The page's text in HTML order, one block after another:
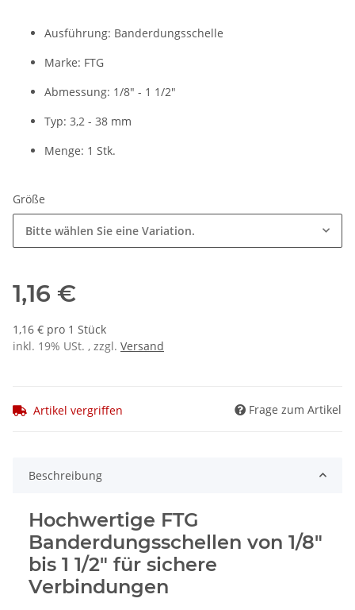
Ausführung: Banderdungsschelle
Marke: FTG
Abmessung: 1/8" - 1 1/2"
Typ: 3,2 - 38 mm
Menge: 1 Stk.
Größe
Bitte wählen Sie eine Variation.
1,16 €
1,16 € pro 1 Stück
inkl. 19% USt. , zzgl. Versand
Artikel vergriffen Frage zum Artikel
Beschreibung
Hochwertige FTG
Banderdungsschellen von 1/8"
bis 1 1/2" für sichere
Verbindungen